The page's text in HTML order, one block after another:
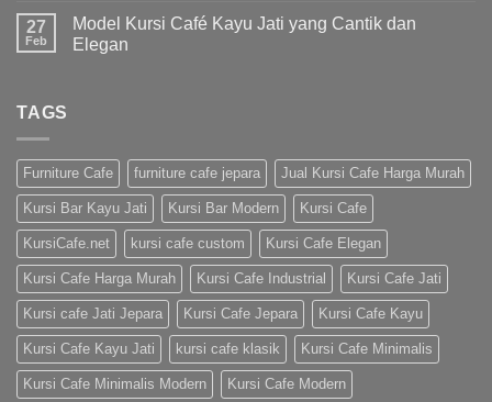
27
Feb
Model Kursi Café Kayu Jati yang Cantik dan
Elegan
TAGS
Furniture Cafe furniture cafe jepara Jual Kursi Cafe Harga Murah
Kursi Bar Kayu Jati Kursi Bar Modern Kursi Cafe
KursiCafe.net kursi cafe custom Kursi Cafe Elegan
Kursi Cafe Harga Murah Kursi Cafe Industrial Kursi Cafe Jati
Kursi cafe Jati Jepara Kursi Cafe Jepara Kursi Cafe Kayu
Kursi Cafe Kayu Jati kursi cafe klasik Kursi Cafe Minimalis
Kursi Cafe Minimalis Modern Kursi Cafe Modern